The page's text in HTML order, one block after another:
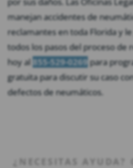
manejan accidentes de
reclamantes en toda Florida y
todos los pasos del proceso de
hoy al 855-529-0269para
gratuita para discutir su caso
defectos de neumáticos.
¿NECESITAS AYUDA?